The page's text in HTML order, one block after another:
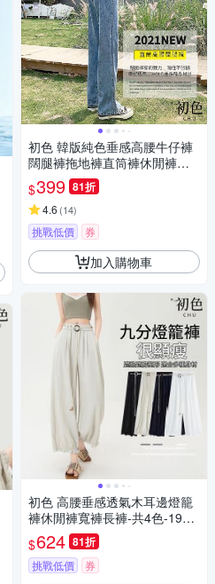
初色 韓版純色垂感高腰牛仔褲
闊腿褲拖地褲直筒褲休閒褲寬
褲長褲-共9色-39326(M-2XL可
選)
$399 81折
4.6 (14)
挑戰低價 券
加入購物車
初色 高腰垂感透氣木耳邊燈籠
褲休閒褲寬褲長褲-共4色-1947
4(M-2XL可選)
$624 81折
挑戰低價 券